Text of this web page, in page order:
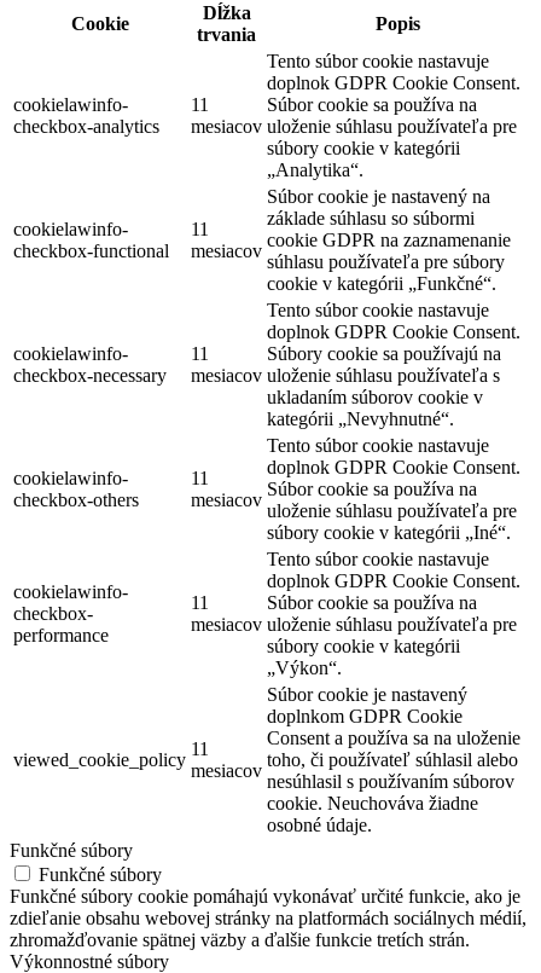
Cookie
Dĺžka
trvania
Popis
cookielawinfo-
checkbox-analytics
11
mesiacov
Tento súbor cookie nastavuje
doplnok GDPR Cookie Consent.
Súbor cookie sa používa na
uloženie súhlasu používateľa pre
súbory cookie v kategórii
„Analytika“.
cookielawinfo-
checkbox-functional
11
mesiacov
Súbor cookie je nastavený na
základe súhlasu so súbormi
cookie GDPR na zaznamenanie
súhlasu používateľa pre súbory
cookie v kategórii „Funkčné“.
cookielawinfo-
checkbox-necessary
11
mesiacov
Tento súbor cookie nastavuje
doplnok GDPR Cookie Consent.
Súbory cookie sa používajú na
uloženie súhlasu používateľa s
ukladaním súborov cookie v
kategórii „Nevyhnutné“.
cookielawinfo-
checkbox-others
11
mesiacov
Tento súbor cookie nastavuje
doplnok GDPR Cookie Consent.
Súbor cookie sa používa na
uloženie súhlasu používateľa pre
súbory cookie v kategórii „Iné“.
cookielawinfo-
checkbox-
performance
11
mesiacov
Tento súbor cookie nastavuje
doplnok GDPR Cookie Consent.
Súbor cookie sa používa na
uloženie súhlasu používateľa pre
súbory cookie v kategórii
„Výkon“.
viewed_cookie_policy
11
mesiacov
Súbor cookie je nastavený
doplnkom GDPR Cookie
Consent a používa sa na uloženie
toho, či používateľ súhlasil alebo
nesúhlasil s používaním súborov
cookie. Neuchováva žiadne
osobné údaje.
Funkčné súbory
Funkčné súbory
Funkčné súbory cookie pomáhajú vykonávať určité funkcie, ako je
zdieľanie obsahu webovej stránky na platformách sociálnych médií,
zhromažďovanie spätnej väzby a ďalšie funkcie tretích strán.
Výkonnostné súbory